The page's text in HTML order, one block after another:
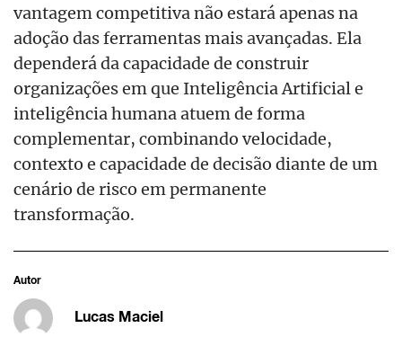
vantagem competitiva não estará apenas na
adoção das ferramentas mais avançadas. Ela
dependerá da capacidade de construir
organizações em que Inteligência Artificial e
inteligência humana atuem de forma
complementar, combinando velocidade,
contexto e capacidade de decisão diante de um
cenário de risco em permanente
transformação.
Autor
Lucas Maciel